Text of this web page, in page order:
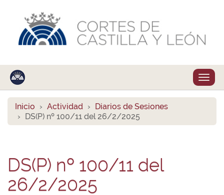
Inicio Actividad
Diarios de Sesiones
DS(P) nº 100/11 del 26/2/2025
DS(P) nº 100/11 del
26/2/2025